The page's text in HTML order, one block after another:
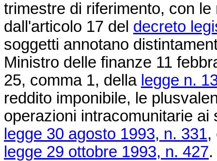
trimestre di riferimento, con
dall'articolo 17 del decreto
soggetti annotano
Ministro delle finanze 11
25, comma 1, della legge n.
reddito imponibile, le
operazioni intracomunitarie
legge 30 agosto 1993, n. 331,
legge 29 ottobre 1993, n. 427.